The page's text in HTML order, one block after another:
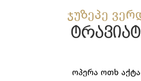
ჯუზეპე
ოპერა ოთხ